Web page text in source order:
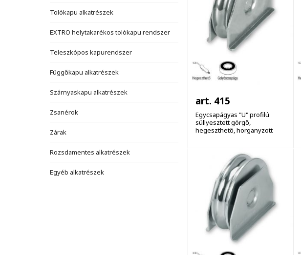
Tolókapu alkatrészek
EXTRO helytakarékos tolókapu rendszer
Teleszkópos kapurendszer
Függőkapu alkatrészek
Szárnyaskapu alkatrészek
Zsanérok
Zárak
Rozsdamentes alkatrészek
Egyéb alkatrészek
art. 415
Egycsapágyas "U" profilú
süllyesztett görgő,
hegeszthető, horganyzott